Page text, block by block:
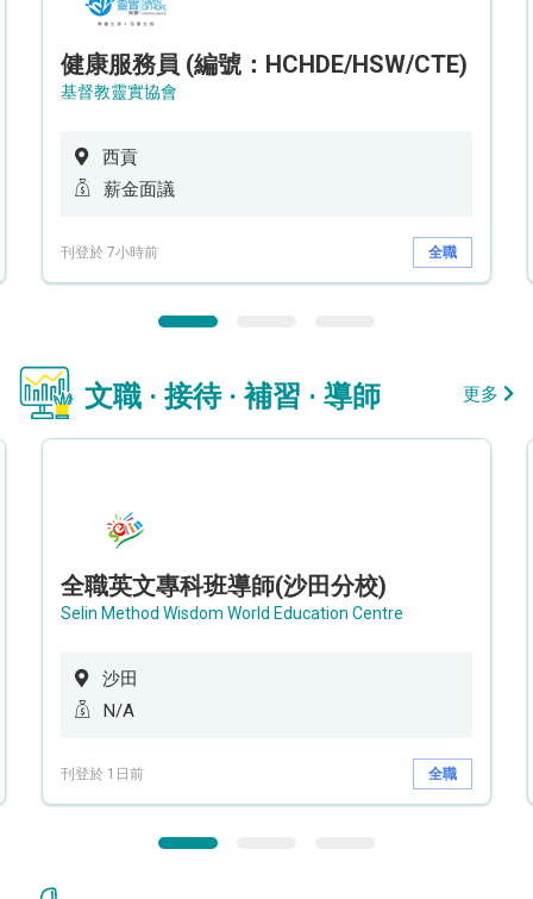
健康服務員 (編號：HCHDE/HSW/CTE)
基督教靈實協會
西貢
薪金面議
刊登於 7小時前 全職
文職 · 接待 · 補習 · 導師 更多
全職英文專科班導師(沙田分校)
Selin Method Wisdom World Education Centre
沙田
N/A
刊登於 1日前 全職